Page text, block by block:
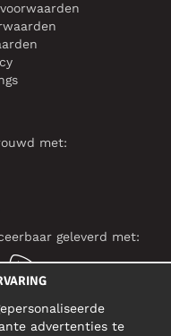
met:
geleverd met:
advertenties te